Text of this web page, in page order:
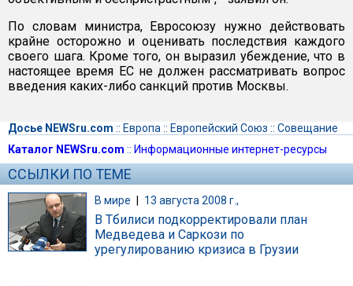
По словам министра, Евросоюзу нужно действовать
крайне осторожно и оценивать последствия каждого
своего шага. Кроме того, он выразил убеждение, что в
настоящее время ЕС не должен рассматривать вопрос
введения каких-либо санкций против Москвы.
Досье NEWSru.com :: Европа :: Европейский Союз :: Совещание
Каталог NEWSru.com :: Информационные интернет-ресурсы
ССЫЛКИ ПО ТЕМЕ
В мире | 13 августа 2008 г.,
В Тбилиси подкорректировали план
Медведева и Саркози по
урегулированию кризиса в Грузии